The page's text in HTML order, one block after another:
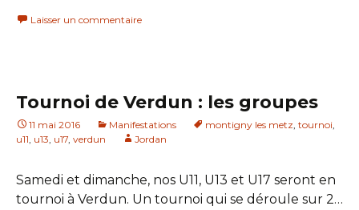
Laisser un commentaire
Tournoi de Verdun : les groupes
11 mai 2016 Manifestations montigny les metz, tournoi,
u11, u13, u17, verdun Jordan
Samedi et dimanche, nos U11, U13 et U17 seront en
tournoi à Verdun. Un tournoi qui se déroule sur 2…